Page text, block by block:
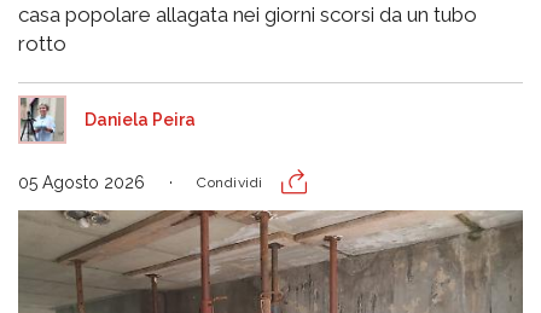
casa popolare allagata nei giorni scorsi da un tubo
rotto
Daniela Peira
05 Agosto 2026 Condividi